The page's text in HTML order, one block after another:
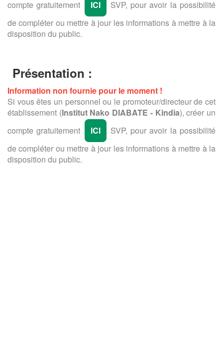
compte gratuitement
ICI
SVP, pour avoir la possibilité
de compléter ou mettre à jour les informations à mettre à la
disposition du public.
Présentation :
Information non fournie pour le moment !
Si vous êtes un personnel ou le promoteur/directeur de cet
établissement (Institut Nako DIABATE - Kindia), créer un
compte gratuitement
ICI
SVP, pour avoir la possibilité
de compléter ou mettre à jour les informations à mettre à la
disposition du public.